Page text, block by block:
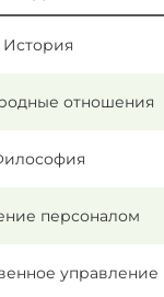
История
отношения
персоналом
управление